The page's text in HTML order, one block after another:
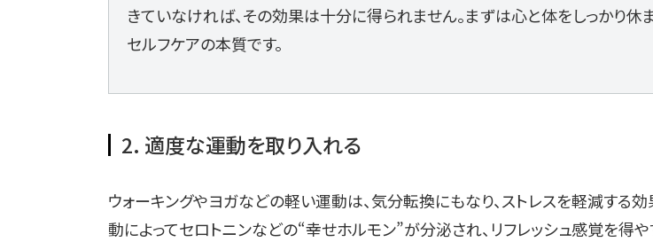
きていなければ、その効果は十分に得られません。まずは心と体をしっかり休
セルフケアの本質です。
2. 適度な運動を取り入れる
ウォーキングやヨガなどの軽い運動は、気分転換にもなり、ストレスを軽減する効
動によってセロトニンなどの“幸せホルモン”が分泌され、リフレッシュ感覚を得や